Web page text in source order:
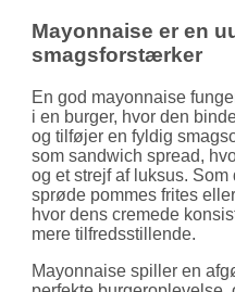
Mayonnaise er en
smagsforstærker
En god mayonnaise
i en burger, hvor den
og tilføjer en fyldig
som sandwich spread,
og et strejf af luksus. Som
sprøde pommes frites
hvor dens cremede
mere tilfreds­stillende.
Mayonnaise spiller en